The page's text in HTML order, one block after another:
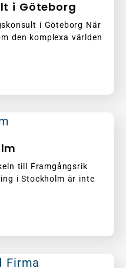
i Göteborg
i Göteborg När
den komplexa världen
till Framgångsrik
i Stockholm är inte